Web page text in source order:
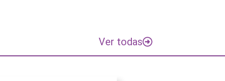
Ver todas